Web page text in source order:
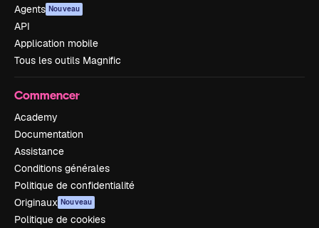
Agents Nouveau
API
Application mobile
Tous les outils Magnific
Commencer
Academy
Documentation
Assistance
Conditions générales
Politique de confidentialité
Originaux Nouveau
Politique de cookies